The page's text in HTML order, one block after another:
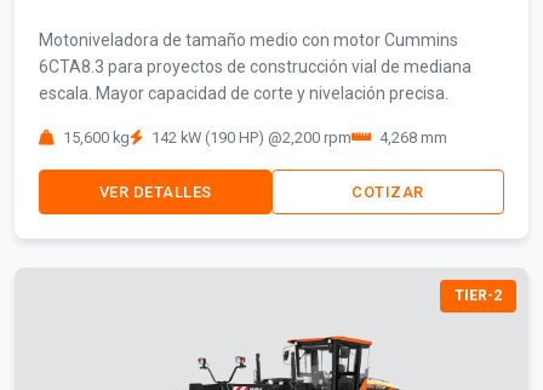
Motoniveladora de tamaño medio con motor Cummins
6CTA8.3 para proyectos de construcción vial de mediana
escala. Mayor capacidad de corte y nivelación precisa.
15,600 kg 142 kW (190 HP) @2,200 rpm 4,268 mm
VER DETALLES COTIZAR
TIER-2